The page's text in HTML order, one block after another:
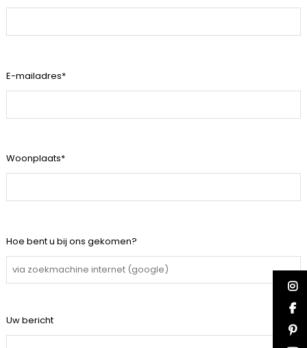
E-mailadres*
Woonplaats*
Hoe bent u bij ons gekomen?
Uw bericht